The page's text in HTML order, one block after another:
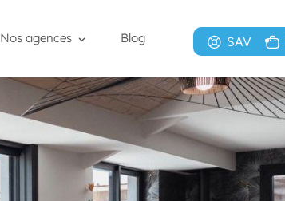
Nos agences Blog SAV